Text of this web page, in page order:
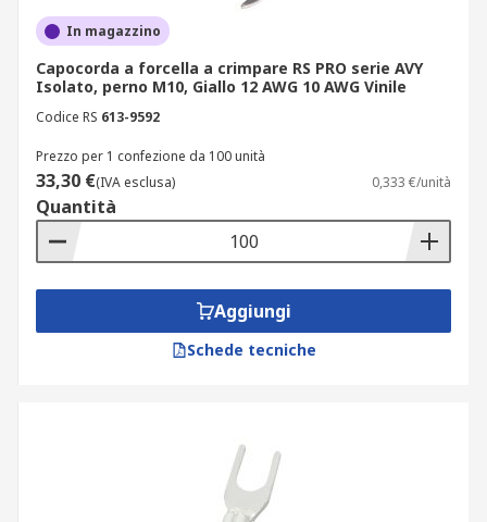
In magazzino
Capocorda a forcella a crimpare RS PRO serie AVY
Isolato, perno M10, Giallo 12 AWG 10 AWG Vinile
Codice RS 613-9592
Prezzo per 1 confezione da 100 unità
33,30 €(IVA esclusa) 0,333 €/unità
Quantità
Aggiungi
Schede tecniche